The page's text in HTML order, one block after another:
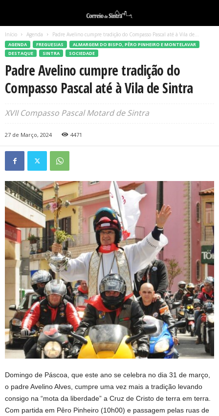
Início Agenda Padre Avelino cumpre tradição do Compasso Pascal até à Vila de...
AGENDA FREGUESIAS
ALMARGEM DO BISPO, PÊRO PINHEIRO E MONTELAVAR
DESTAQUE
SINTRA SOCIEDADE
Padre Avelino cumpre tradição do
Compasso Pascal até à Vila de Sintra
XVII Compasso Pascal Motard de Sintra
27 de Março, 2024 4471
Domingo de Páscoa, que este ano se celebra no dia 31 de março,
o padre Avelino Alves, cumpre uma vez mais a tradição levando
consigo na “mota da liberdade” a Cruz de Cristo de terra em terra.
Com partida em Pêro Pinheiro (10h00) e passagem pelas ruas de